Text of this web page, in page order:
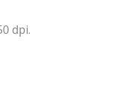
dpi.